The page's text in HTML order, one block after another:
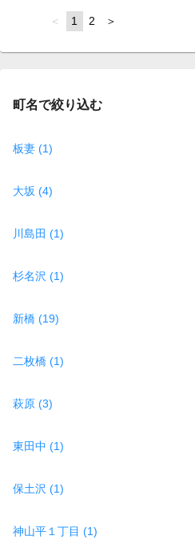
page
You're
page
1 page
2 page
町名で絞り込む
板妻 (1)
大坂 (4)
川島田 (1)
杉名沢 (1)
新橋 (19)
二枚橋 (1)
萩原 (3)
東田中 (1)
保土沢 (1)
神山平１丁目 (1)